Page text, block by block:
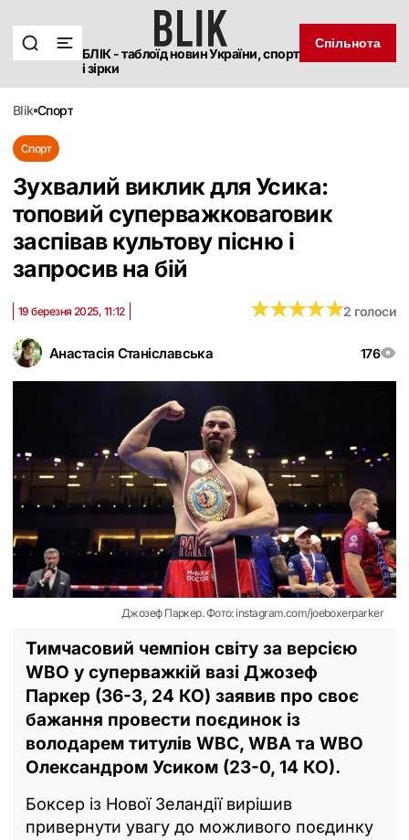
БЛІК - таблоїд новин України, спорт
і зірки
Спільнота
blik спорт
Спорт
Зухвалий виклик для Усика:
топовий суперважковаговик
заспівав культову пісню і
запросив на бій
Анастасія Станіславська 176
19 березня 2025, 11:12 ★★★★★
★★★★★2 голоси
Джозеф Паркер. Фото: instagram.com/joeboxerparker
Тимчасовий чемпіон світу за версією
WBO у суперважкій вазі Джозеф
Паркер (36-3, 24 КО) заявив про своє
бажання провести поєдинок із
володарем титулів WBC, WBA та WBO
Олександром Усиком (23-0, 14 КО).
Боксер із Нової Зеландії вирішив
привернути увагу до можливого поєдинку